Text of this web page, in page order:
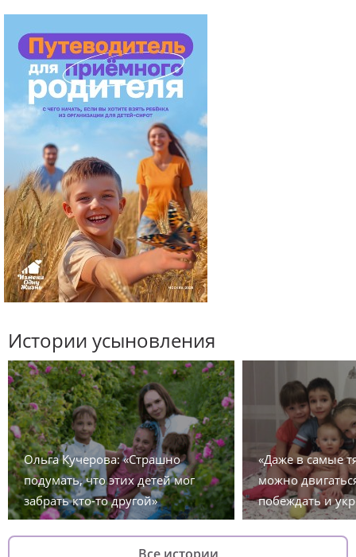
Истории усыновления
Ольга Кучерова: «Страшно
подумать, что этих детей мог
забрать кто-то другой»
«Даже в самые
можно
побеждать и